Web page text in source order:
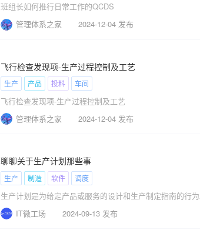
班组长如何推行日常工作的QCDS
管理体系之家
2024-12-04 发布
飞行检查发现项-生产过程控制及工艺
生产
产品 投料 车间
飞行检查发现项-生产过程控制及工艺
管理体系之家
2024-12-04 发布
聊聊关于生产计划那些事
生产
制造 软件 调度
生产计划是为给定产品或服务的设计和生产制定指南的行
IT微工场
2024-09-13 发布